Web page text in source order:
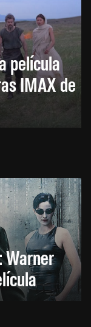
película
IMAX de
Warner